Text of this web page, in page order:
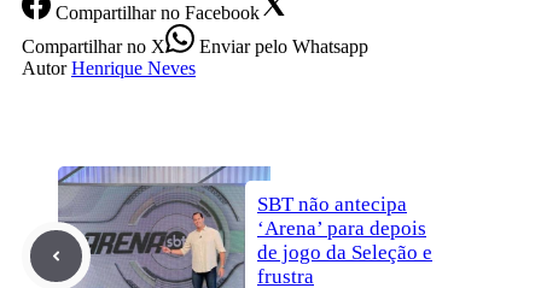
Compartilharno Facebook
Compartilharno X Enviarpelo Whatsapp
Autor Henrique Neves
SBT não antecipa
‘Arena’ para depois
de jogo da Seleção e
frustra